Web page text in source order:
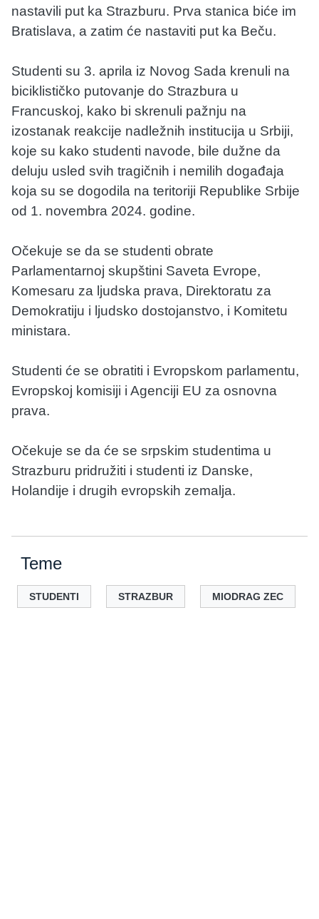
nastavili put ka Strazburu. Prva stanica biće im
Bratislava, a zatim će nastaviti put ka Beču.
Studenti su 3. aprila iz Novog Sada krenuli na
biciklističko putovanje do Strazbura u
Francuskoj, kako bi skrenuli pažnju na
izostanak reakcije nadležnih institucija u Srbiji,
koje su kako studenti navode, bile dužne da
deluju usled svih tragičnih i nemilih događaja
koja su se dogodila na teritoriji Republike Srbije
od 1. novembra 2024. godine.
Očekuje se da se studenti obrate
Parlamentarnoj skupštini Saveta Evrope,
Komesaru za ljudska prava, Direktoratu za
Demokratiju i ljudsko dostojanstvo, i Komitetu
ministara.
Studenti će se obratiti i Evropskom parlamentu,
Evropskoj komisiji i Agenciji EU za osnovna
prava.
Očekuje se da će se srpskim studentima u
Strazburu pridružiti i studenti iz Danske,
Holandije i drugih evropskih zemalja.
Teme
STUDENTI STRAZBUR MIODRAG ZEC